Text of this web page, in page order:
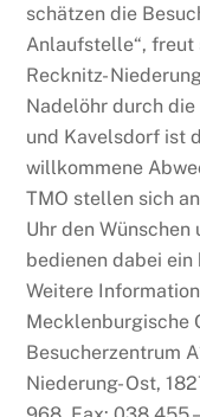
schätzen die
Anlaufstelle“, freut
Recknitz-
Nadelöhr durch
und Kavelsdorf ist
willkommene
TMO stellen sich
Uhr den Wünschen
bedienen dabei
Weitere
Mecklenburgische
Besucherzentrum
Niederung- Ost,